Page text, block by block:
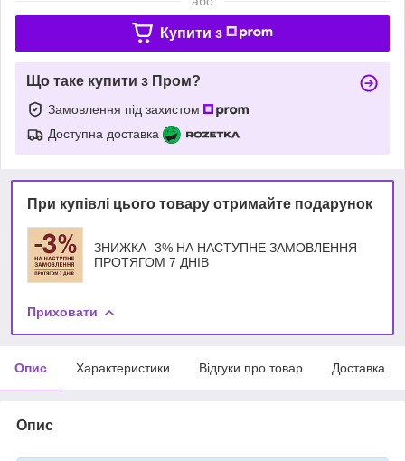
Купити з
Що таке купити з Пром?
Замовлення під захистом
Доступна доставка
При купівлі цього товару отримайте подарунок
ЗНИЖКА -3% НА НАСТУПНЕ ЗАМОВЛЕННЯ
ПРОТЯГОМ 7 ДНІВ
Приховати
Опис Характеристики Відгуки про товар Доставка
Опис